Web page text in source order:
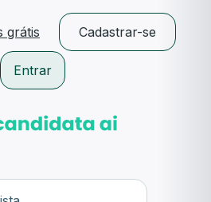
grátis Cadastrar-se
Entrar